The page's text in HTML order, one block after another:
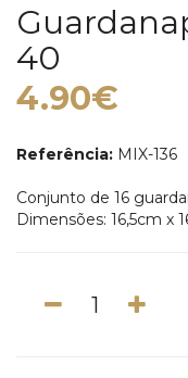
40
4.90€
Referência: MIX-136
Conjunto de 16
Dimensões: 16,5cm x